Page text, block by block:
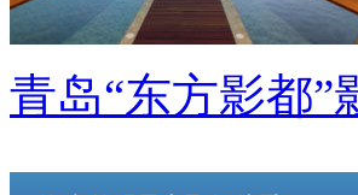
青岛“东方影都”